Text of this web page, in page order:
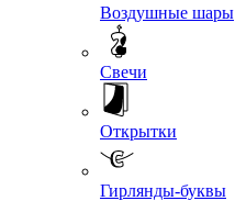
Воздушные шары
Свечи
Открытки
Гирлянды-буквы